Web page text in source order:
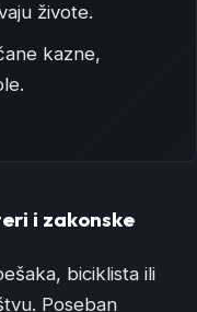
živote.
kazne,
i zakonske
biciklista ili
Poseban